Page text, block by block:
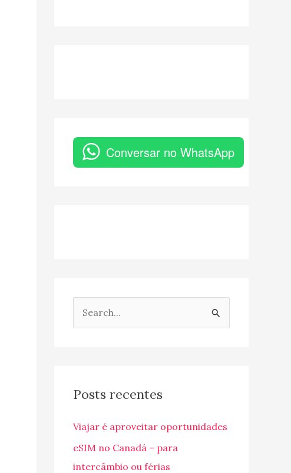
Conversar no WhatsApp
u
s
a
r
Posts recentes
Viajar é aproveitar oportunidades
eSIM no Canadá – para
intercâmbio ou férias